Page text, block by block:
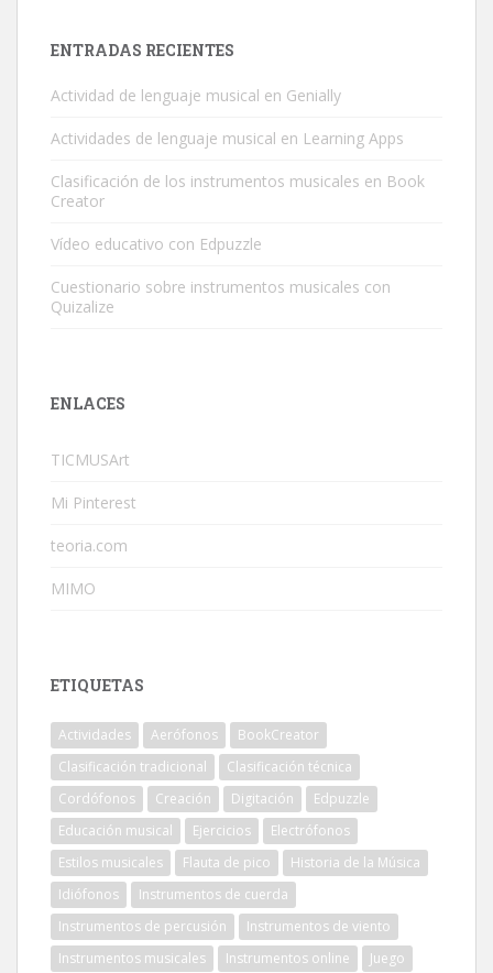
ENTRADAS RECIENTES
Actividad de lenguaje musical en Genially
Actividades de lenguaje musical en Learning Apps
Clasificación de los instrumentos musicales en Book
Creator
Vídeo educativo con Edpuzzle
Cuestionario sobre instrumentos musicales con
Quizalize
ENLACES
TICMUSArt
Mi Pinterest
teoria.com
MIMO
ETIQUETAS
Actividades Aerófonos
BookCreator
Clasificación tradicional
Clasificación técnica
Cordófonos
Creación Digitación
Edpuzzle
Educación musical
Ejercicios
Electrófonos
Estilos musicales
Flauta de pico
Historia de la Música
Idiófonos
Instrumentos de cuerda
Instrumentos de percusión
Instrumentos de viento
Instrumentos musicales
Instrumentos online
Juego